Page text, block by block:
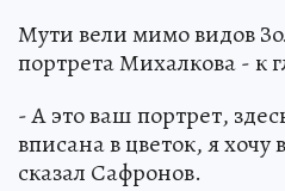
Мути вели мимо видов
портрета Михалкова - к
- А это ваш портрет,
вписана в цветок, я хочу
сказал Сафронов.